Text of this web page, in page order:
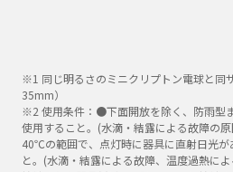
※1 同じ明るさのミニクリプトン電球と
35mm）
※2 使用条件：●下面開放を除く、防雨型
使用すること。(水滴・結露による故障の
40℃の範囲で、点灯時に器具に直射日光が
と。(水滴・結露による故障、温度過熱に